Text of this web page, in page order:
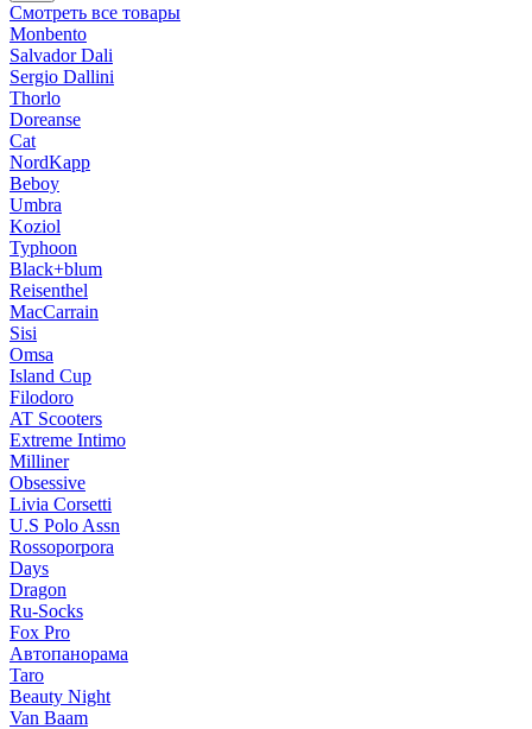
Смотреть все товары
Monbento
Salvador Dali
Sergio Dallini
Thorlo
Doreanse
Cat
NordKapp
Beboy
Umbra
Koziol
Typhoon
Black+blum
Reisenthel
MacCarrain
Sisi
Omsa
Island Cup
Filodoro
AT Scooters
Extreme Intimo
Milliner
Obsessive
Livia Corsetti
U.S Polo Assn
Rossoporpora
Days
Dragon
Ru-Socks
Fox Pro
Автопанорама
Taro
Beauty Night
Van Baam